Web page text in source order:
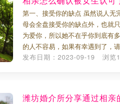
第一、接受你的缺点 虽然说人无
母会全盘接受你的缺点外，也就
为爱你，所以她不在乎你到底有
的人不容易，如果有幸遇到了，
发布日期：2023-09-19 浏览
潍坊婚介所分享通过相亲